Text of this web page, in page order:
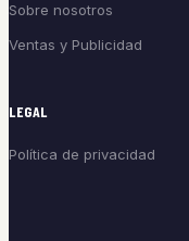
Sobre nosotros
Ventas y Publicidad
LEGAL
Política de privacidad